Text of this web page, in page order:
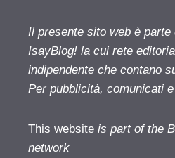
Il presente sito web è parte
IsayBlog! la cui rete
indipendente che contano
Per pubblicità, comunicati
This website is part of the
network